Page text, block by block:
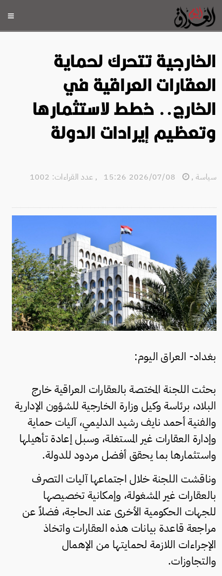
الخارجية تتحرك لحماية
العقارات العراقية في
الخارج.. خطط لاستثمارها
وتعظيم إيرادات الدولة
سياسة ,
, عدد القراءات: 1002
بغداد- العراق اليوم:
بحثت اللجنة المختصة بالعقارات العراقية خارج
البلاد، برئاسة وكيل وزارة الخارجية للشؤون الإدارية
والفنية أحمد نايف رشيد الدليمي، آليات حماية
وإدارة العقارات غير المستغلة، وسبل إعادة تأهيلها
واستثمارها بما يحقق أفضل مردود للدولة.
وناقشت اللجنة خلال اجتماعها آليات التصرف
بالعقارات غير المشغولة، وإمكانية تخصيصها
للجهات الحكومية الأخرى عند الحاجة، فضلاً عن
مراجعة قاعدة بيانات هذه العقارات واتخاذ
الإجراءات اللازمة لحمايتها من الإهمال
والتجاوزات.